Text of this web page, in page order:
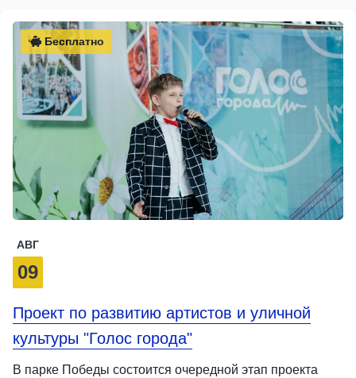
Бесплатно
АВГ
09
Проект по развитию артистов и уличной
культуры "Голос города"
В парке Победы состоится очередной этап проекта